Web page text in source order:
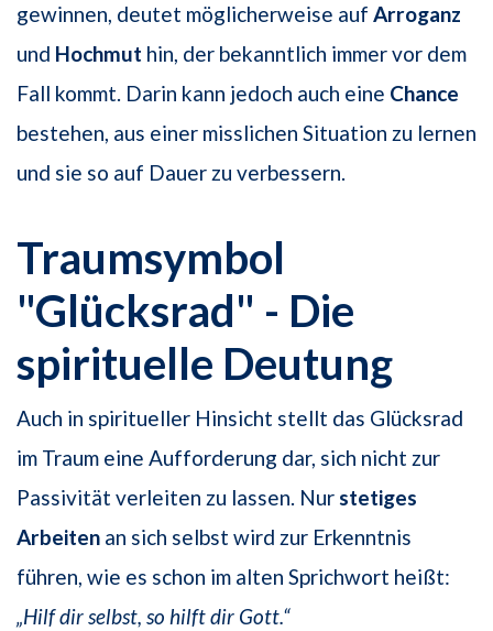
gewinnen, deutet möglicherweise auf Arroganz
und Hochmut hin, der bekanntlich immer vor dem
Fall kommt. Darin kann jedoch auch eine Chance
bestehen, aus einer misslichen Situation zu lernen
und sie so auf Dauer zu verbessern.
Traumsymbol
"Glücksrad" - Die
spirituelle Deutung
Auch in spiritueller Hinsicht stellt das Glücksrad
im Traum eine Aufforderung dar, sich nicht zur
Passivität verleiten zu lassen. Nurstetiges
Arbeiten an sich selbst wird zur Erkenntnis
führen, wie es schon im alten Sprichwort heißt:
„Hilf dir selbst, so hilft dir Gott.“